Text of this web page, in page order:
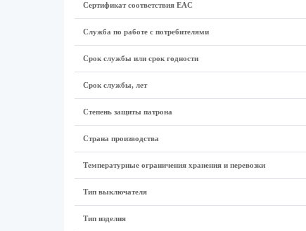
Сертификат соответствия EAC
Служба по работе с потребителями
Срок службы или срок годности
Срок службы, лет
Степень защиты патрона
Страна производства
Температурные ограничения хранения и перевозки
Тип выключателя
Тип изделия